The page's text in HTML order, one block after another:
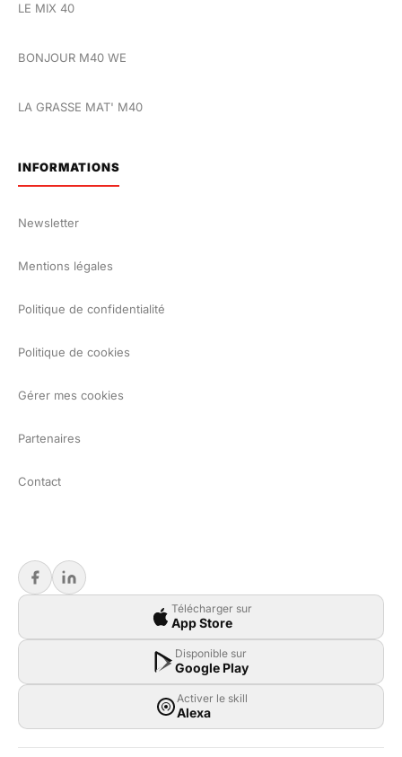
LE MIX 40
BONJOUR M40 WE
LA GRASSE MAT' M40
INFORMATIONS
Newsletter
Mentions légales
Politique de confidentialité
Politique de cookies
Gérer mes cookies
Partenaires
Contact
Télécharger sur
App Store
Disponible sur
Google Play
Activer le skill
Alexa